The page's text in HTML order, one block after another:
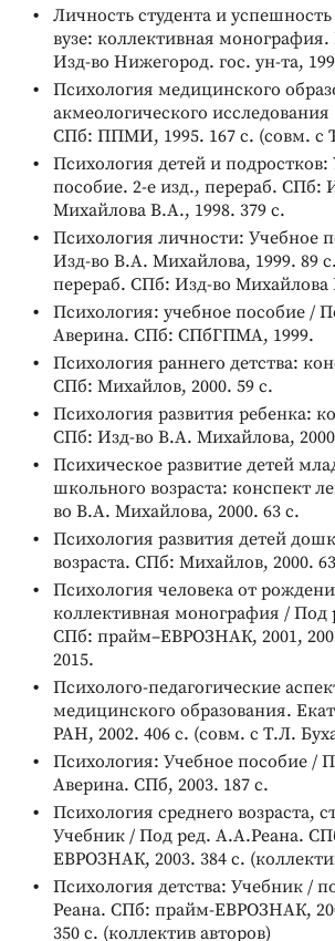
Личность студента и
вузе: коллективная
Изд-во Нижегород. гос. ун-та,
Психология медицинского
акмеологического
СПб: ППМИ, 1995. 167 с. (совм. с
Психология детей и подростков:
пособие. 2-е изд., перераб. СПб:
Михайлова В.А., 1998. 379 с.
Психология личности: Учебное
Изд-во В.А. Михайлова, 1999. 89
перераб. СПб: Изд-во Михайлова
Психология: учебное пособие /
Аверина. СПб: СПбГПМА, 1999.
Психология раннего детства:
СПб: Михайлов, 2000. 59 с.
Психология развития ребенка:
СПб: Изд-во В.А. Михайлова,
Психическое развитие детей
школьного возраста: конспект
во В.А. Михайлова, 2000. 63 с.
Психология развития детей
возраста. СПб: Михайлов, 2000.
Психология человека от
коллективная монография / Под
СПб: прайм–ЕВРОЗНАК, 2001,
2015.
Психолого-педагогические
медицинского образования.
РАН, 2002. 406 с. (совм. с Т.Л.
Психология: Учебное пособие /
Аверина. СПб, 2003. 187 с.
Психология среднего возраста,
Учебник / Под ред. А.А.Реана.
ЕВРОЗНАК, 2003. 384 с.
Психология детства: Учебник /
Реана. СПб: прайм-ЕВРОЗНАК,
350 с. (коллектив авторов)